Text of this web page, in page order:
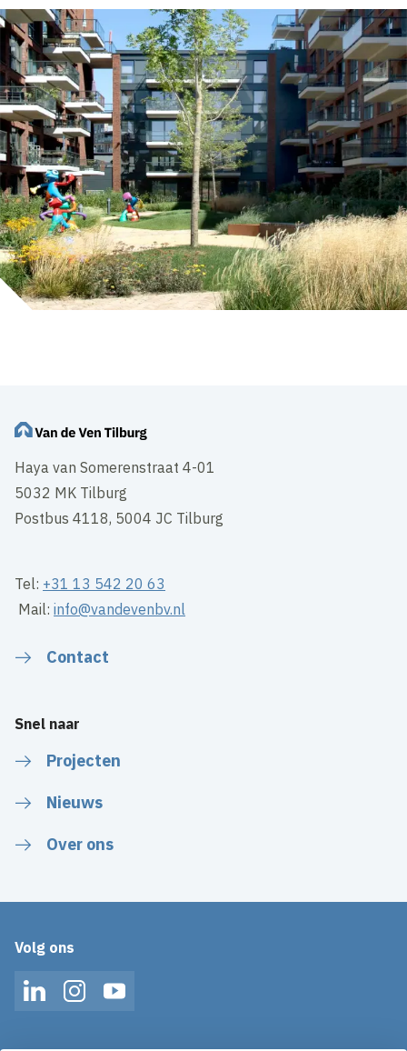
Haya van Somerenstraat 4-01
5032 MK Tilburg
Postbus 4118, 5004 JC Tilburg
Tel: +31 13 542 20 63
Mail:info@vandevenbv.nl
Contact
Snel naar
Projecten
Nieuws
Over ons
Volg ons
LinkedInInstagramYouTube